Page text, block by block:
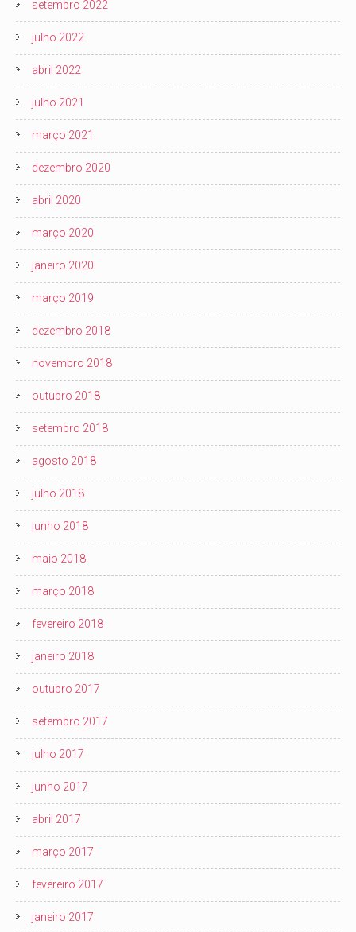
setembro 2022
julho 2022
abril 2022
julho 2021
março 2021
dezembro 2020
abril 2020
março 2020
janeiro 2020
março 2019
dezembro 2018
novembro 2018
outubro 2018
setembro 2018
agosto 2018
julho 2018
junho 2018
maio 2018
março 2018
fevereiro 2018
janeiro 2018
outubro 2017
setembro 2017
julho 2017
junho 2017
abril 2017
março 2017
fevereiro 2017
janeiro 2017